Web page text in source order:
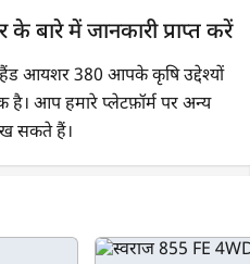
बारे में जानकारी प्राप्त करें
आयशर 380 आपके कृषि उद्देश्यों
आप हमारे प्लेटफ़ॉर्म पर अन्य
सकते हैं।